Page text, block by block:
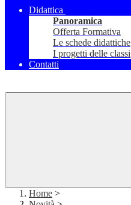
Didattica
Panoramica
Offerta Formativa
Le schede didattiche
I progetti delle classi
Contatti
Home >